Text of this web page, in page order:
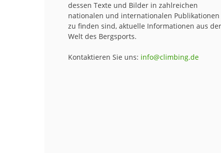
dessen Texte und Bilder in zahlreichen
nationalen und internationalen Publikationen
zu finden sind, aktuelle Informationen aus der
Welt des Bergsports.
Kontaktieren Sie uns: info@climbing.de